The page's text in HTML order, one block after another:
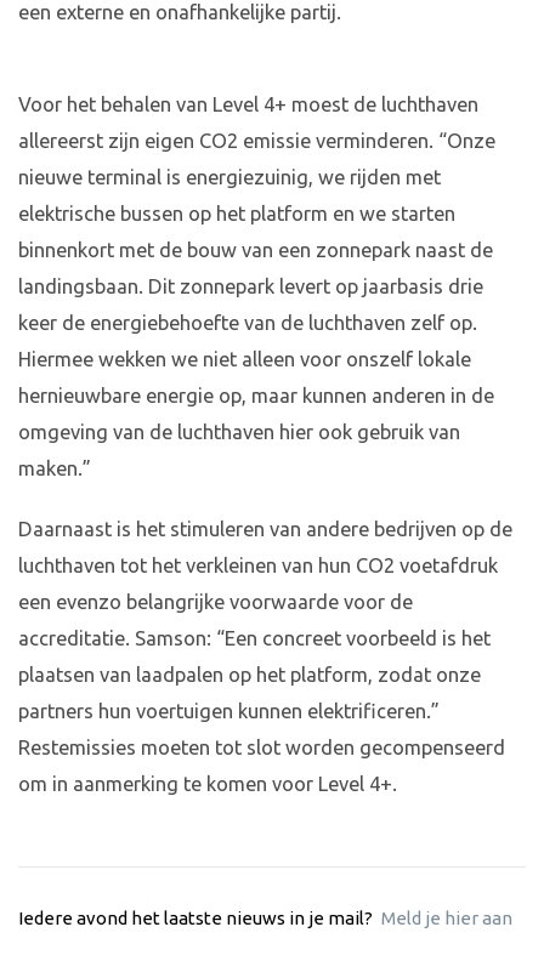
een externe en onafhankelijke partij.
Voor het behalen van Level 4+ moest de luchthaven
allereerst zijn eigen CO2 emissie verminderen. “Onze
nieuwe terminal is energiezuinig, we rijden met
elektrische bussen op het platform en we starten
binnenkort met de bouw van een zonnepark naast de
landingsbaan. Dit zonnepark levert op jaarbasis drie
keer de energiebehoefte van de luchthaven zelf op.
Hiermee wekken we niet alleen voor onszelf lokale
hernieuwbare energie op, maar kunnen anderen in de
omgeving van de luchthaven hier ook gebruik van
maken.”
Daarnaast is het stimuleren van andere bedrijven op de
luchthaven tot het verkleinen van hun CO2 voetafdruk
een evenzo belangrijke voorwaarde voor de
accreditatie. Samson: “Een concreet voorbeeld is het
plaatsen van laadpalen op het platform, zodat onze
partners hun voertuigen kunnen elektrificeren.”
Restemissies moeten tot slot worden gecompenseerd
om in aanmerking te komen voor Level 4+.
Iedere avond het laatste nieuws in je mail? Meld je hier aan